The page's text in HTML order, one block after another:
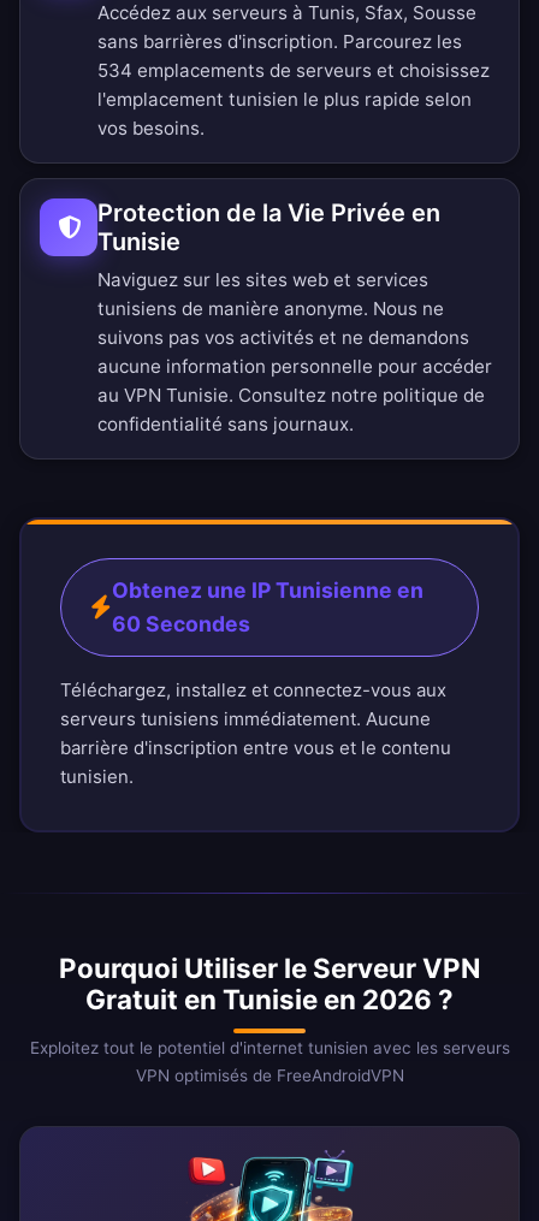
Accédez aux serveurs à Tunis, Sfax, Sousse
sans barrières d'inscription. Parcourez les
534 emplacements de serveurs et choisissez
l'emplacement tunisien le plus rapide selon
vos besoins.
Protection de la Vie Privée en
Tunisie
Naviguez sur les sites web et services
tunisiens de manière anonyme. Nous ne
suivons pas vos activités et ne demandons
aucune information personnelle pour accéder
au VPN Tunisie. Consultez notre politique de
confidentialité sans journaux.
Obtenez une IP Tunisienne en
60 Secondes
Téléchargez, installez et connectez-vous aux
serveurs tunisiens immédiatement. Aucune
barrière d'inscription entre vous et le contenu
tunisien.
Pourquoi Utiliser le Serveur VPN
Gratuit en Tunisie en 2026 ?
Exploitez tout le potentiel d'internet tunisien avec les serveurs
VPN optimisés de FreeAndroidVPN